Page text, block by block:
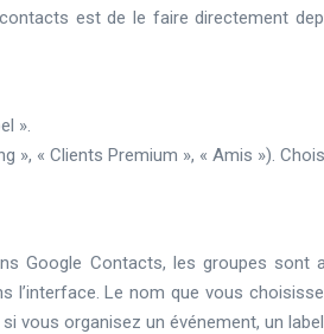
est de le faire directement
».
», « Clients Premium », « Amis »).
Google Contacts, les groupes sont
l’interface. Le nom que vous
vous organisez un événement, un